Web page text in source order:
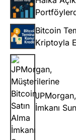
Bitcoin
Kriptoyla
İmkanı